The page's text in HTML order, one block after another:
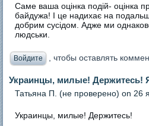
Саме ваша оцінка подій- оцінка
байдужа! І це надихає на
добрим сусідом. Адже ми
людськи.
Войдите , чтобы оставлять
Украинцы, милые! Держитесь!
Татьяна П. (не проверено) on 26
Украинцы, милые! Держитесь!